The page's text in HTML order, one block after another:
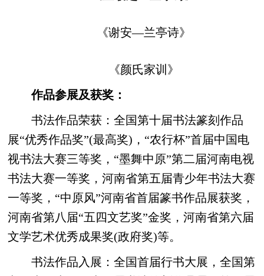
《谢安—兰亭诗》
《颜氏家训》
作品参展及获奖：
书法作品荣获：全国第十届书法篆刻作品
展“优秀作品奖”(最高奖)，“农行杯”首届中国电
视书法大赛三等奖，“墨舞中原”第二届河南电视
书法大赛一等奖，河南省第五届青少年书法大赛
一等奖，“中原风”河南省首届篆书作品展获奖，
河南省第八届“五四文艺奖”金奖，河南省第六届
文学艺术优秀成果奖(政府奖)等。
书法作品入展：全国首届行书大展，全国第